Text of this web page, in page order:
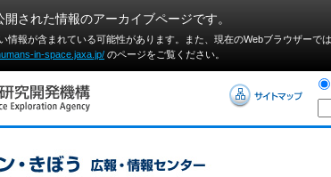
された情報のアーカイブページです。
情報が含まれている可能性があります。また、現在のWebブラウザーで
in-space.jaxa.jp/ のページをご覧ください。